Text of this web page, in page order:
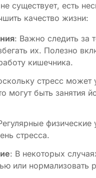
существует, есть
качество жизни:
: Важно следить за
их. Полезно
кишечника.
стресс может
могут быть занятия
стресса.
: В некоторых
или нормализовать